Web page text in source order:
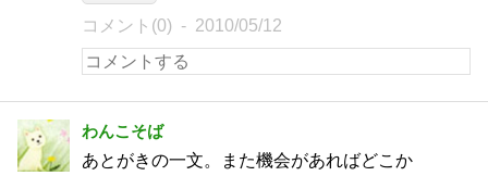
コメント(0) 2010/05/12
わんこそば
あとがきの一文。また機会があればどこか